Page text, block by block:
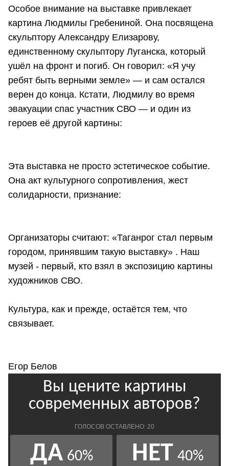
Особое внимание на выставке привлекает
картина Людмилы Гребениной. Она посвящена
скульптору Александру Елизарову,
единственному скульптору Луганска, который
ушёл на фронт и погиб. Он говорил: «Я учу
ребят быть верными земле» — и сам остался
верен до конца. Кстати, Людмилу во время
эвакуации спас участник СВО — и один из
героев её другой картины:
Эта выставка не просто эстетическое событие.
Она акт культурного сопротивления, жест
солидарности, признание:
Организаторы считают: «Таганрог стал первым
городом, принявшим такую выставку» . Наш
музей - первый, кто взял в экспозицию картины
художников СВО.
Культура, как и прежде, остаётся тем, что
связывает.
Егор Белов